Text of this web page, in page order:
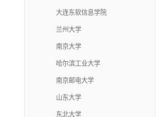
大连东软信息学院
兰州大学
南京大学
哈尔滨工业大学
南京邮电大学
山东大学
东北大学